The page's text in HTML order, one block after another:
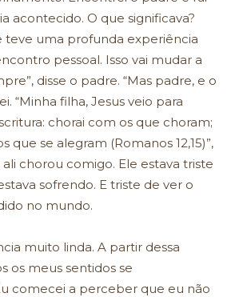
acontecido. O que significava?
teve uma profunda experiência
pessoal. Isso vai mudar a
disse o padre. “Mas padre, e o
“Minha filha, Jesus veio para
chorai com os que choram;
que se alegram (Romanos 12,15)”,
ali chorou comigo. Ele estava triste
sofrendo. E triste de ver o
no mundo.
muito linda. A partir dessa
os meus sentidos se
comecei a perceber que eu não